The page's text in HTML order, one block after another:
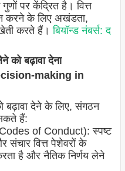
पर केंद्रित है। वित्त
करने के लिए अखंडता,
करते हैं।बियॉन्ड नंबर्स: द
को बढ़ावा देना
making in
बढ़ावा देने के लिए, संगठन
हैं:
of Conduct): स्पष्ट
संचार वित्त पेशेवरों के
है और नैतिक निर्णय लेने